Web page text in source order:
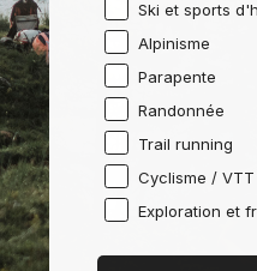
Ski et sports
Alpinisme
Parapente
Randonnée
Trail running
Cyclisme / VTT
Exploration et